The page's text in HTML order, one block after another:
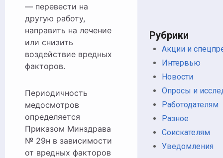
— перевести на
другую работу,
направить на лечение
или снизить
воздействие вредных
факторов.
Периодичность
медосмотров
определяется
Приказом Минздрава
№ 29н в зависимости
от вредных факторов
Рубрики
Акции и
Интервью
Новости
Опросы и
Работодателям
Разное
Соискателям
Уведомления